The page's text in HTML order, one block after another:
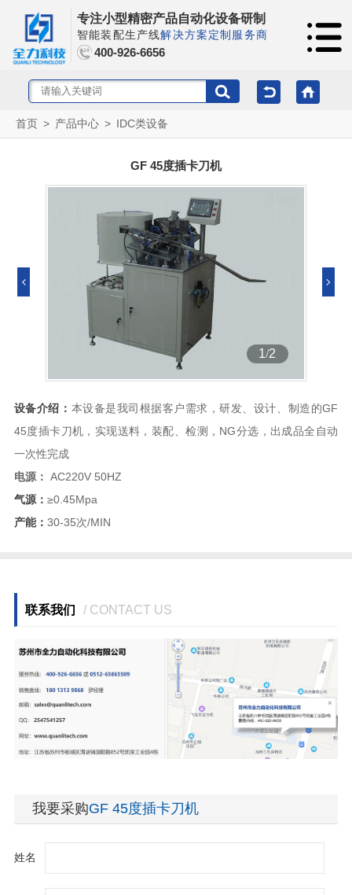
专注小型精密产品自动化设备研制
智能装配生产线解决方案定制服务商
400-926-6656
首页 > 产品中心 > IDC类设备
GF 45度插卡刀机
1/2
设备介绍： 本设备是我司根据客户需求，研发、设计、制造的GF
45度插卡刀机，实现送料，装配、检测，NG分选，出成品全自动
一次性完成
电源： AC220V 50HZ
气源： ≥0.45Mpa
产能： 30-35次/MIN
联系我们 / CONTACT US
我要采购GF 45度插卡刀机
姓名